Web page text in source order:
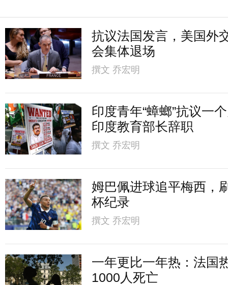
抗议法国发言，美国外
会集体退场
撰文 乔宏明
印度青年“蟑螂”抗议一
印度教育部长辞职
撰文 乔宏明
姆巴佩进球追平梅西，
杯纪录
撰文 乔宏明
一年更比一年热：法国
1000人死亡